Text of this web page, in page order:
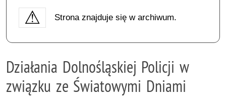
Strona znajduje się w archiwum.
Działania Dolnośląskiej Policji w
związku ze Światowymi Dniami